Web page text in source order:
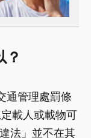
？
通管理處罰條
載人或載物可
法」並不在其